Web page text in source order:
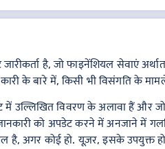
है, जो फाइनेंशियल सेवाएं
के बारे में, किसी भी विसंगति के
विवरण के अलावा हैं और जो
को अपडेट करने में अनजाने में
है, अगर कोई हो. यूज़र, इसके उपयुक्त